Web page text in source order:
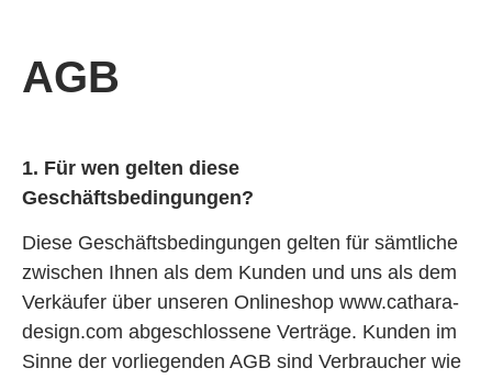
AGB
1. Für wen gelten diese
Geschäftsbedingungen?
Diese Geschäftsbedingungen gelten für sämtliche
zwischen Ihnen als dem Kunden und uns als dem
Verkäufer über unseren Onlineshop www.cathara-
design.com abgeschlossene Verträge. Kunden im
Sinne der vorliegenden AGB sind Verbraucher wie